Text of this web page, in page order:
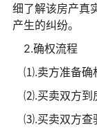
细了解该房产真
产生的纠纷。
2.确权流程
⑴.卖方准备确
⑵.买卖双方到
⑶.买卖双方查